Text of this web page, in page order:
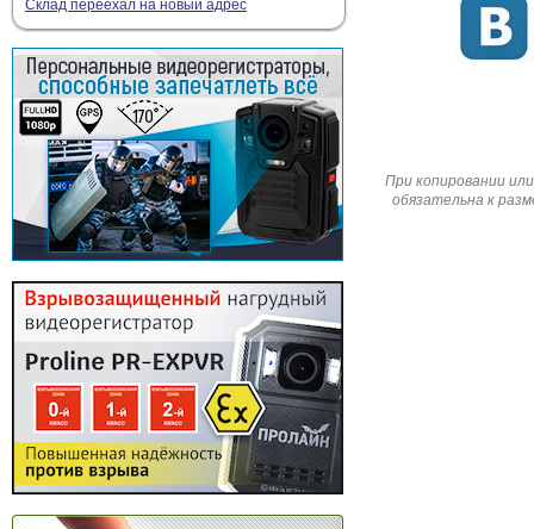
Склад переехал на новый адрес
При копировании
обязательна к